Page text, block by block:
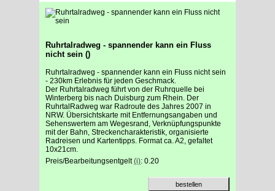
Ruhrtalradweg - spannender kann ein Fluss
nicht sein ()
Ruhrtalradweg - spannender kann ein Fluss nicht sein
- 230km Erlebnis für jeden Geschmack.
Der Ruhrtalradweg führt von der Ruhrquelle bei
Winterberg bis nach Duisburg zum Rhein. Der
RuhrtalRadweg war Radroute des Jahres 2007 in
NRW. Übersichtskarte mit Entfernungsangaben und
Sehenswertem am Wegesrand, Verknüpfungspunkte
mit der Bahn, Streckencharakteristik, organisierte
Radreisen und Kartentipps. Format ca. A2, gefaltet
10x21cm.
Preis/Bearbeitungsentgelt(i): 0.20